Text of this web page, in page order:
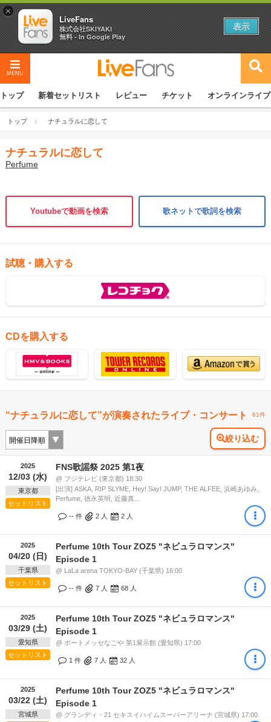
MENU
トップ 新着セットリスト レビュー チケット オンラインライブ
トップ ナチュラルに恋して
ナチュラルに恋して
Perfume
Youtubeで動画を検索 歌ネットで歌詞を検索
試聴・購入する
CDを購入する
“ナチュラルに恋して”が演奏されたライブ・コンサート 61件
絞り込む
2025
12/03 (水)
東京都
セットリスト
FNS歌謡祭 2025 第1夜
@ フジテレビ (東京都) 18:30
[出演] ASKA, RIP SLYME, Hey! Say! JUMP, THE ALFEE, 浜崎あゆみ,
Perfume, 徳永英明, 近藤真…
-- 件 2 人 2 人
2025
04/20 (日)
千葉県
セットリスト
Perfume 10th Tour ZOZ5 "ネビュラロマンス"
Episode 1
@ LaLa arena TOKYO-BAY (千葉県) 16:00
-- 件 7 人 68 人
2025
03/29 (土)
愛知県
セットリスト
Perfume 10th Tour ZOZ5 "ネビュラロマンス"
Episode 1
@ ポートメッセなごや 第1展示館 (愛知県) 17:00
1 件 7 人 32 人
2025
03/22 (土)
宮城県
Perfume 10th Tour ZOZ5 "ネビュラロマンス"
Episode 1
@ グランディ・21 セキスイハイムスーパーアリーナ (宮城県) 17:00
×
LiveFans
株式会社SKIYAKI
無料 - In Google Play
表示